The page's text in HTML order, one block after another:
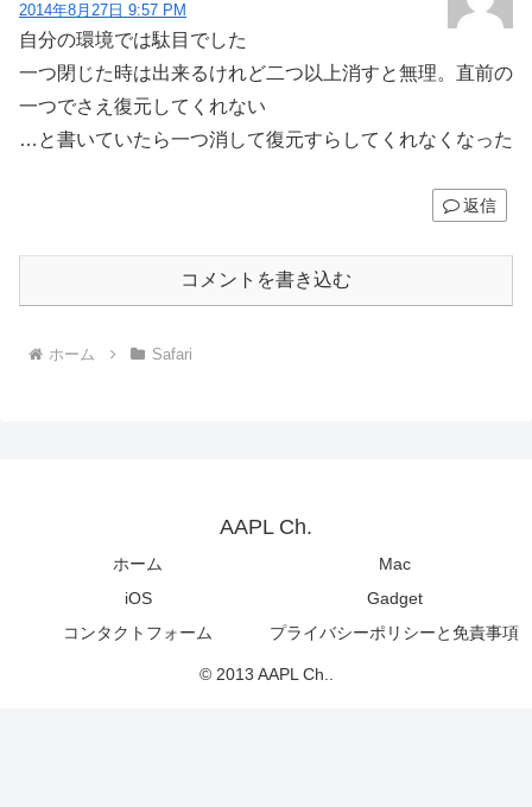
2014年8月27日 9:57 PM
自分の環境では駄目でした
一つ閉じた時は出来るけれど二つ以上消すと無理。直前の
一つでさえ復元してくれない
…と書いていたら一つ消して復元すらしてくれなくなった
返信
コメントを書き込む
ホーム Safari
AAPL Ch.
ホーム
Mac
iOS
Gadget
コンタクトフォーム
プライバシーポリシーと免責事項
© 2013 AAPL Ch..